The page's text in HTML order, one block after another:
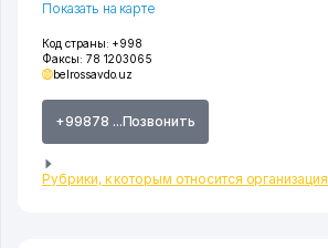
Код страны: +998
Факсы: 78 1203065
belrossavdo.uz
+99878 ...Позвонить
Рубрики, к которым относится организация
Показать на карте